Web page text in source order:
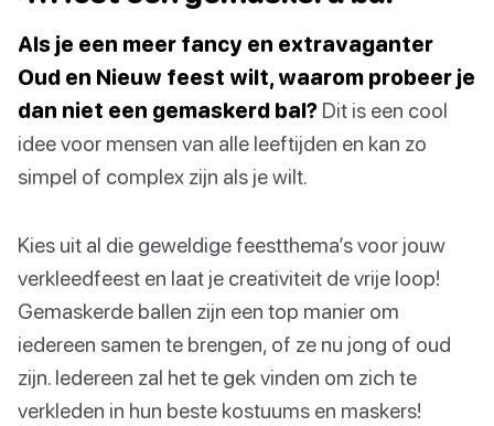
Als je een meer fancy en extravaganter
Oud en Nieuw feest wilt, waarom probeer je
dan niet een gemaskerd bal? Dit is een cool
idee voor mensen van alle leeftijden en kan zo
simpel of complex zijn als je wilt.
Kies uit al die geweldige feestthema’s voor jouw
verkleedfeest en laat je creativiteit de vrije loop!
Gemaskerde ballen zijn een top manier om
iedereen samen te brengen, of ze nu jong of oud
zijn. Iedereen zal het te gek vinden om zich te
verkleden in hun beste kostuums en maskers!